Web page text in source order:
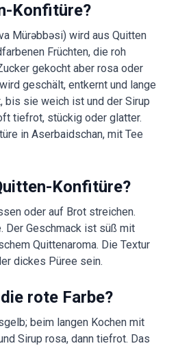
Konfitüre?
Mürəbbəsi) wird aus Quitten
Früchten, die roh
gekocht aber rosa oder
geschält, entkernt und lange
bis sie weich ist und der Sirup
tiefrot, stückig oder glatter.
in Aserbaidschan, mit Tee
Konfitüre?
oder auf Brot streichen.
Der Geschmack ist süß mit
Quittenaroma. Die Textur
dickes Püree sein.
rote Farbe?
beim langen Kochen mit
Sirup rosa, dann tiefrot. Das